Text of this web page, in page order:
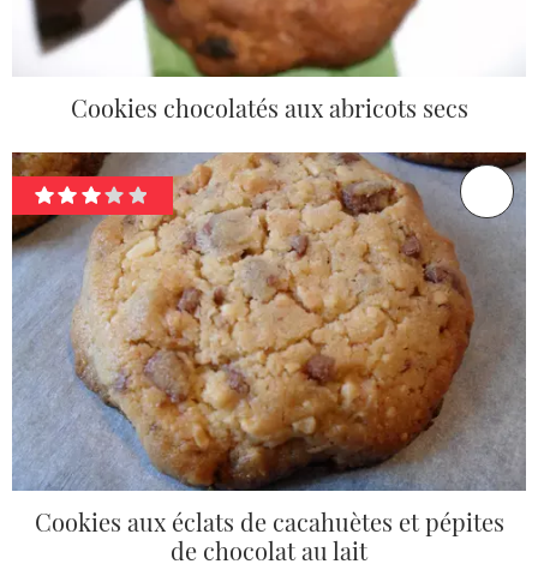
Cookies chocolatés aux abricots secs
Cookies aux éclats de cacahuètes et pépites
de chocolat au lait